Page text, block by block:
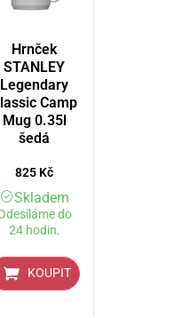
Hrnček
STANLEY
Legendary
Camp
Mug 0.35l
šedá
825 Kč
Skladem
do
24 hodin.
KOUPIT